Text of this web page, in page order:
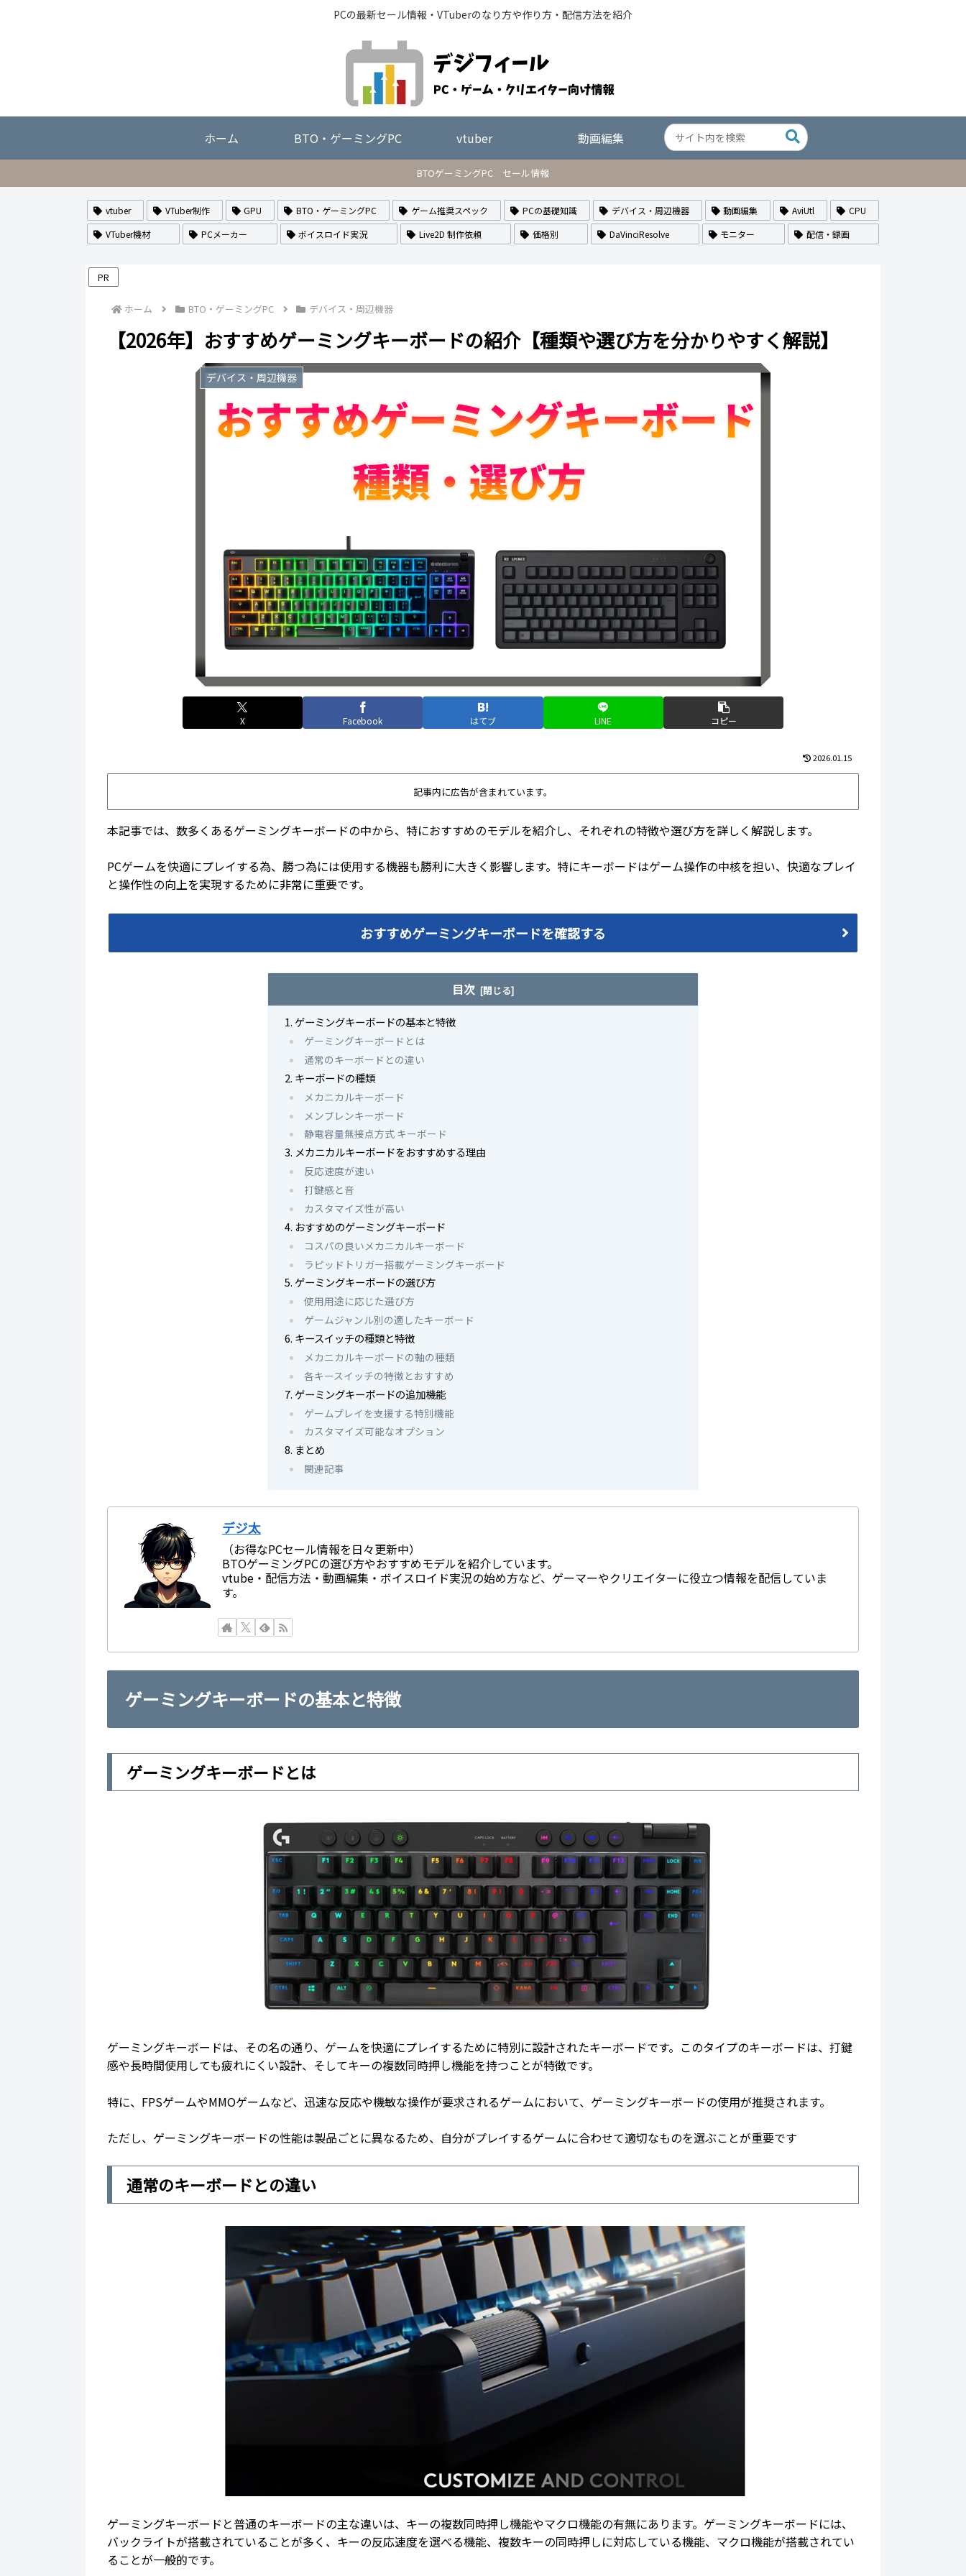
PCの最新セール情報・VTuberのなり方や作り方・配信方法を紹介
ホーム BTO・ゲーミングPC vtuber 動画編集
BTOゲーミングPC セール情報
vtuber VTuber制作 GPU BTO・ゲーミングPC ゲーム推奨スペック PCの基礎知識 デバイス・周辺機器 動画編集 AviUtl
CPU
VTuber機材
PCメーカー ボイスロイド実況 Live2D 制作依頼 価格別 DaVinciResolve モニター 配信・録画
PR
ホーム BTO・ゲーミングPC デバイス・周辺機器
【2026年】おすすめゲーミングキーボードの紹介【種類や選び方を分かりやすく解説】
デバイス・周辺機器
X Facebook はてブ LINE コピー
2026.01.15
記事内に広告が含まれています。
本記事では、数多くあるゲーミングキーボードの中から、特におすすめのモデルを紹介し、それぞれの特徴や選び方を詳しく解説します。
PCゲームを快適にプレイする為、勝つ為には使用する機器も勝利に大きく影響します。特にキーボードはゲーム操作の中核を担い、快適なプレイ
と操作性の向上を実現するために非常に重要です。
おすすめゲーミングキーボードを確認する
目次
ゲーミングキーボードの基本と特徴
ゲーミングキーボードとは
通常のキーボードとの違い
キーボードの種類
メカニカルキーボード
メンブレンキーボード
静電容量無接点方式 キーボード
メカニカルキーボードをおすすめする理由
反応速度が速い
打鍵感と音
カスタマイズ性が高い
おすすめのゲーミングキーボード
コスパの良いメカニカルキーボード
ラピッドトリガー搭載ゲーミングキーボード
ゲーミングキーボードの選び方
使用用途に応じた選び方
ゲームジャンル別の適したキーボード
キースイッチの種類と特徴
メカニカルキーボードの軸の種類
各キースイッチの特徴とおすすめ
ゲーミングキーボードの追加機能
ゲームプレイを支援する特別機能
カスタマイズ可能なオプション
まとめ
関連記事
デジ太
（お得なPCセール情報を日々更新中）
BTOゲーミングPCの選び方やおすすめモデルを紹介しています。
vtube・配信方法・動画編集・ボイスロイド実況の始め方など、ゲーマーやクリエイターに役立つ情報を配信していま
す。
ゲーミングキーボードの基本と特徴
ゲーミングキーボードとは
ゲーミングキーボードは、その名の通り、ゲームを快適にプレイするために特別に設計されたキーボードです。このタイプのキーボードは、打鍵
感や長時間使用しても疲れにくい設計、そしてキーの複数同時押し機能を持つことが特徴です。
特に、FPSゲームやMMOゲームなど、迅速な反応や機敏な操作が要求されるゲームにおいて、ゲーミングキーボードの使用が推奨されます。
ただし、ゲーミングキーボードの性能は製品ごとに異なるため、自分がプレイするゲームに合わせて適切なものを選ぶことが重要です
通常のキーボードとの違い
ゲーミングキーボードと普通のキーボードの主な違いは、キーの複数同時押し機能やマクロ機能の有無にあります。ゲーミングキーボードには、
バックライトが搭載されていることが多く、キーの反応速度を選べる機能、複数キーの同時押しに対応している機能、マクロ機能が搭載されてい
ることが一般的です。